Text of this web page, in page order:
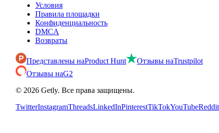
Условия
Правила площадки
Конфиденциальность
DMCA
Возвраты
Представлены наProduct Hunt Отзывы наTrustpilot
Отзывы наG2
© 2026 Getly. Все права защищены.
TwitterInstagramThreadsLinkedInPinterestTikTokYouTubeReddit